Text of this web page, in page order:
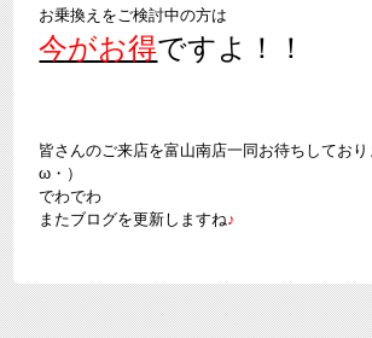
お乗換えをご検討中の方は
今がお得ですよ！！
皆さんのご来店を富山南店一同お待ちしており
ω・）ゞ
でわでわ
またブログを更新しますね♪